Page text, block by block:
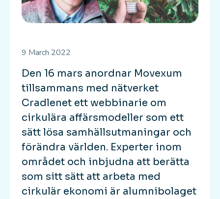
9 March 2022
Den 16 mars anordnar Movexum
tillsammans med nätverket
Cradlenet ett webbinarie om
cirkulära affärsmodeller som ett
sätt lösa samhällsutmaningar och
förändra världen. Experter inom
området och inbjudna att berätta
som sitt sätt att arbeta med
cirkulär ekonomi är alumnibolaget